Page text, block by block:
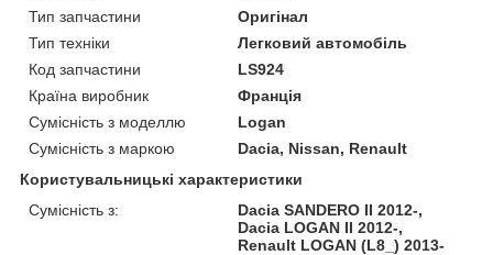
Тип запчастини
Оригінал
Тип техніки
Легковий автомобіль
Код запчастини
LS924
Країна виробник
Франція
Сумісність з моделлю
Logan
Сумісність з маркою
Dacia, Nissan, Renault
Користувальницькі характеристики
Сумісність з:
Dacia SANDERO II 2012-,
Dacia LOGAN II 2012-,
Renault LOGAN (L8_) 2013-